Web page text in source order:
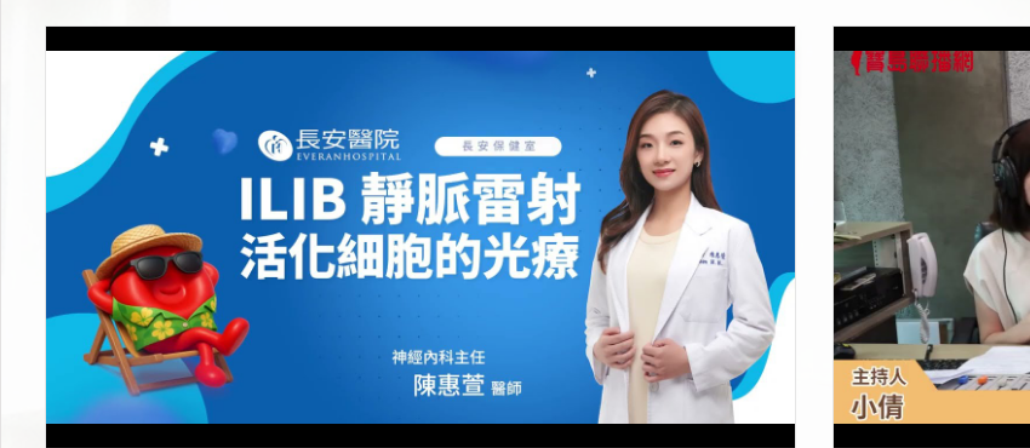
LIB靜脈雷射-活化細胞的光療
上架時間：2025-10-31 當焦慮變成病
上架時間：2026-05-08